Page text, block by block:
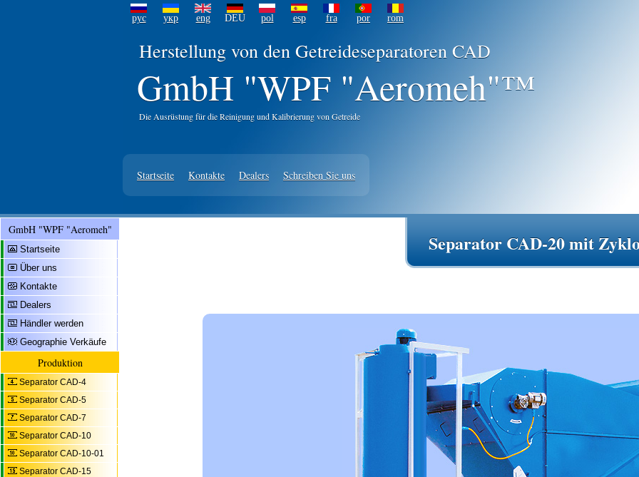
рус укр eng DEU pol esp fra por rom
Herstellung von den Getreideseparatoren CAD
GmbH "WPF "Aeromeh"™
Die Ausrüstung für die Reinigung und Kalibrierung von Getreide
Startseite Kontakte Dealers Schreiben Sie uns
GmbH "WPF "Aeromeh"
Startseite
Über uns
Kontakte
Dealers
Händler werden
Geographie Verkäufe
Produktion
Separator CAD-4
Separator CAD-5
Separator CAD-7
Separator CAD-10
Separator CAD-10-01
Separator CAD-15
Separator CAD-20 mit